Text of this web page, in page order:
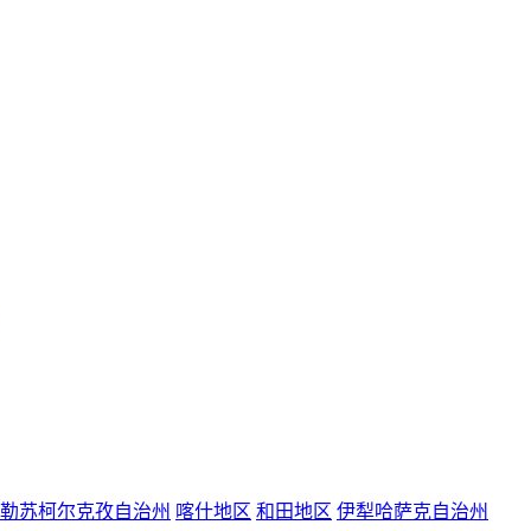
苏柯尔克孜自治州 喀什地区 和田地区 伊犁哈萨克自治州